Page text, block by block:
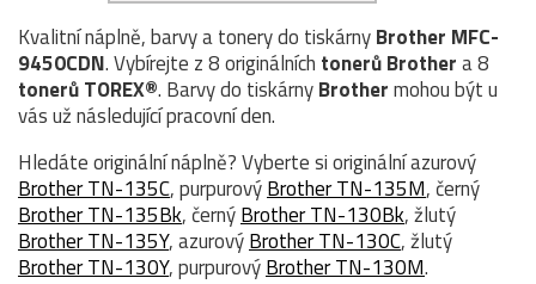
Kvalitní náplně, barvy a tonery do tiskárnyBrother MFC-
9450CDN. Vybírejte z 8 originálních tonerůBrothera 8
tonerů TOREX®. Barvy do tiskárnyBrothermohou být u
vás už následující pracovní den.
Hledáte originální náplně? Vyberte si originální azurový
Brother TN-135C, purpurovýBrother TN-135M, černý
Brother TN-135Bk, černýBrother TN-130Bk, žlutý
Brother TN-135Y, azurovýBrother TN-130C, žlutý
Brother TN-130Y, purpurovýBrother TN-130M.